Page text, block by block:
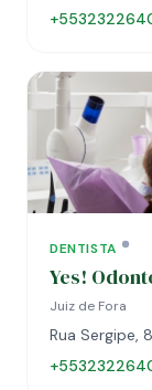
DENTISTA
Yes!
Juiz de Fora
Rua Sergipe,